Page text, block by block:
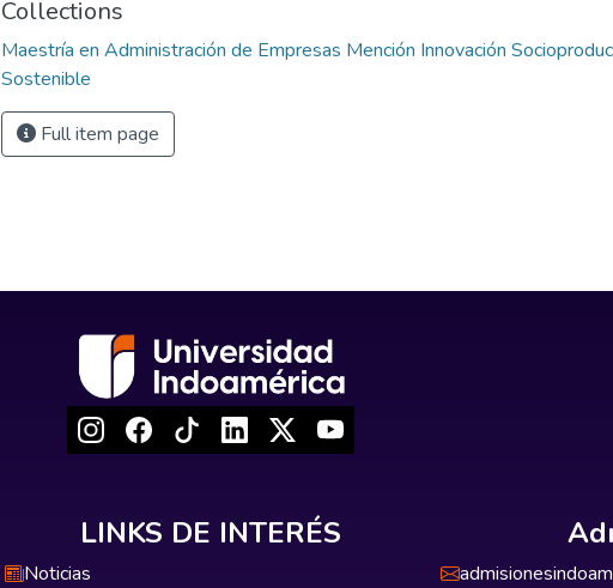
Collections
Maestría en Administración de Empresas Mención Innovación
Sostenible
Full item page
LINKS DE INTERÉS
Noticias